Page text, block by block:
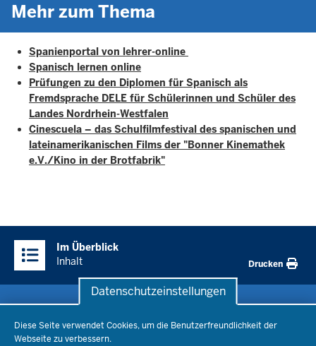
Datenschutzeinstellungen
Diese Seite verwendet Cookies, um die Benutzerfreundlichkeit der
Webseite zu verbessern.
Mehr zum Thema
Spanienportal von lehrer-online
Spanisch lernen online
Prüfungen zu den Diplomen für Spanisch als
Fremdsprache DELE für Schülerinnen und Schüler des
Landes Nordrhein-Westfalen
Cinescuela – das Schulfilmfestival des spanischen und
lateinamerikanischen Films der "Bonner Kinemathek
e.V./Kino in der Brotfabrik"
Inhalte
Im Überblick
Inhalt
Drucken